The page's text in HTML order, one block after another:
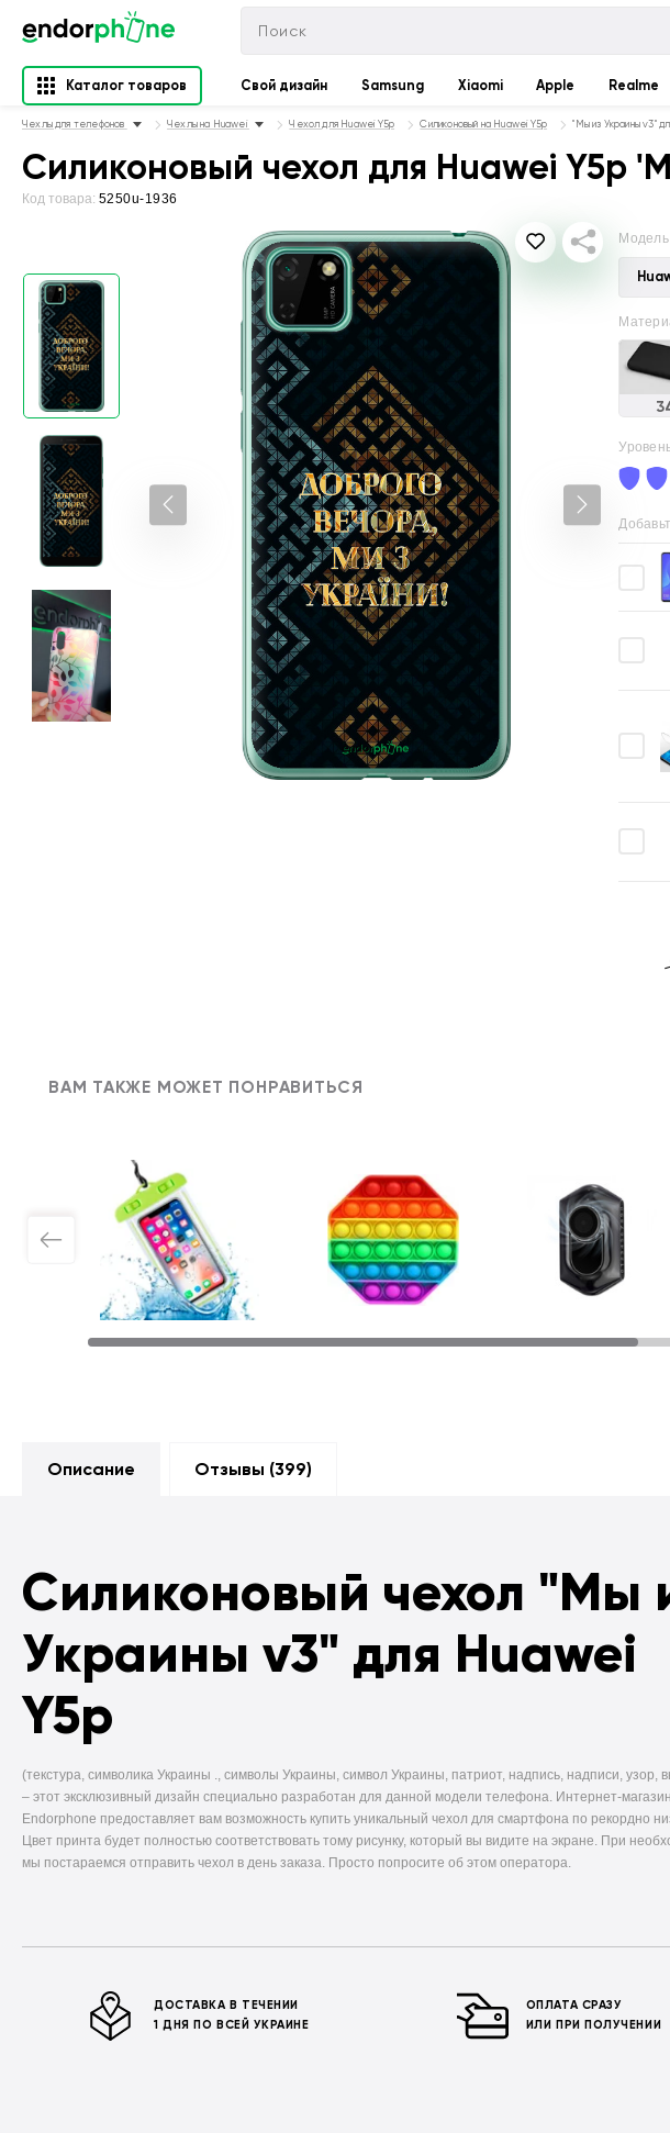
Каталог товаров Свой дизайн Samsung Xiaomi Apple Realme
Чехлы для телефонов Чехлы на Huawei Чехол для Huawei Y5p Силиконовый на Huawei Y5p "Мы из Украины v3"
Силиконовый чехол для Huawei Y5p
Код товара: 5250u-1936
ВАМ ТАКЖЕ МОЖЕТ ПОНРАВИТЬСЯ
Описание Отзывы (399)
Силиконовый чехол "Мы
Украины v3" для Huawei
Y5p
(текстура, символика Украины ., символы Украины, символ Украины, патриот, надпись, надписи, узор,
– этот эксклюзивный дизайн специально разработан для данной модели телефона. Интернет-магазин
Endorphone предоставляет вам возможность купить уникальный чехол для смартфона по рекордно
Цвет принта будет полностью соответствовать тому рисунку, который вы видите на экране. При
мы постараемся отправить чехол в день заказа. Просто попросите об этом оператора.
ДОСТАВКА В ТЕЧЕНИИ
1 ДНЯ ПО ВСЕЙ УКРАИНЕ
ОПЛАТА СРАЗУ
ИЛИ ПРИ ПОЛУЧЕНИИ